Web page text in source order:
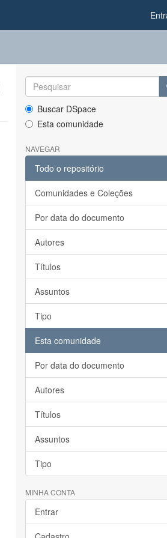
Buscar DSpace
Esta comunidade
NAVEGAR
Todo o repositório
Comunidades e Coleções
Por data do documento
Autores
Títulos
Assuntos
Tipo
Esta comunidade
Por data do documento
Autores
Títulos
Assuntos
Tipo
MINHA CONTA
Entrar